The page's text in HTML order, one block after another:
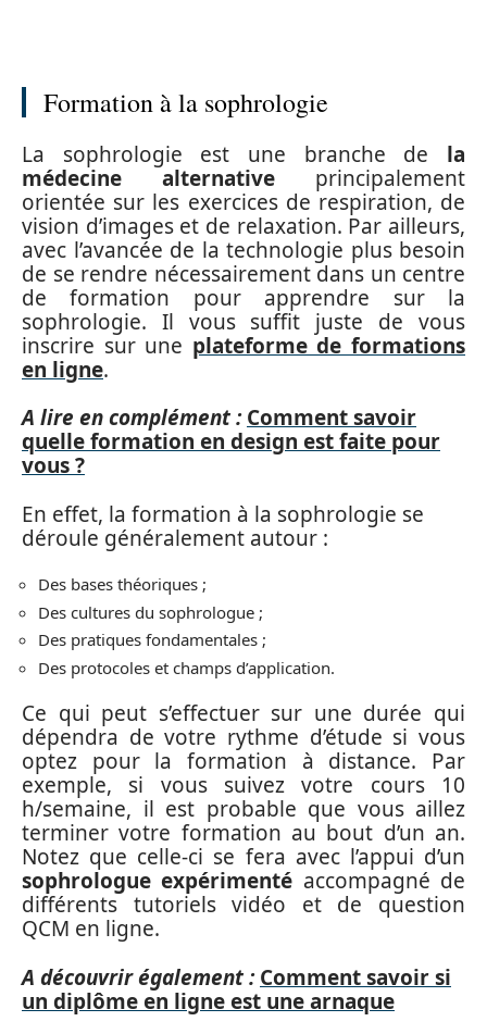
Formation à la sophrologie
La sophrologie est une branche de la
médecine alternative principalement
orientée sur les exercices de respiration, de
vision d’images et de relaxation. Par ailleurs,
avec l’avancée de la technologie plus besoin
de se rendre nécessairement dans un centre
de formation pour apprendre sur la
sophrologie. Il vous suffit juste de vous
inscrire sur une plateforme de formations
en ligne.
A lire en complément : Comment savoir
quelle formation en design est faite pour
vous ?
En effet, la formation à la sophrologie se
déroule généralement autour :
Des bases théoriques ;
Des cultures du sophrologue ;
Des pratiques fondamentales ;
Des protocoles et champs d’application.
Ce qui peut s’effectuer sur une durée qui
dépendra de votre rythme d’étude si vous
optez pour la formation à distance. Par
exemple, si vous suivez votre cours 10
h/semaine, il est probable que vous aillez
terminer votre formation au bout d’un an.
Notez que celle-ci se fera avec l’appui d’un
sophrologue expérimenté accompagné de
différents tutoriels vidéo et de question
QCM en ligne.
A découvrir également : Comment savoir si
un diplôme en ligne est une arnaque